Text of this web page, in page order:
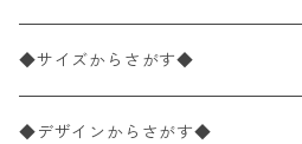
ペーパーナプキン2枚バラ売り
ペーパーナプキン1枚バラ売り
◆サイズからさがす◆
33×33cm（ランチサイズ）
◆デザインからさがす◆